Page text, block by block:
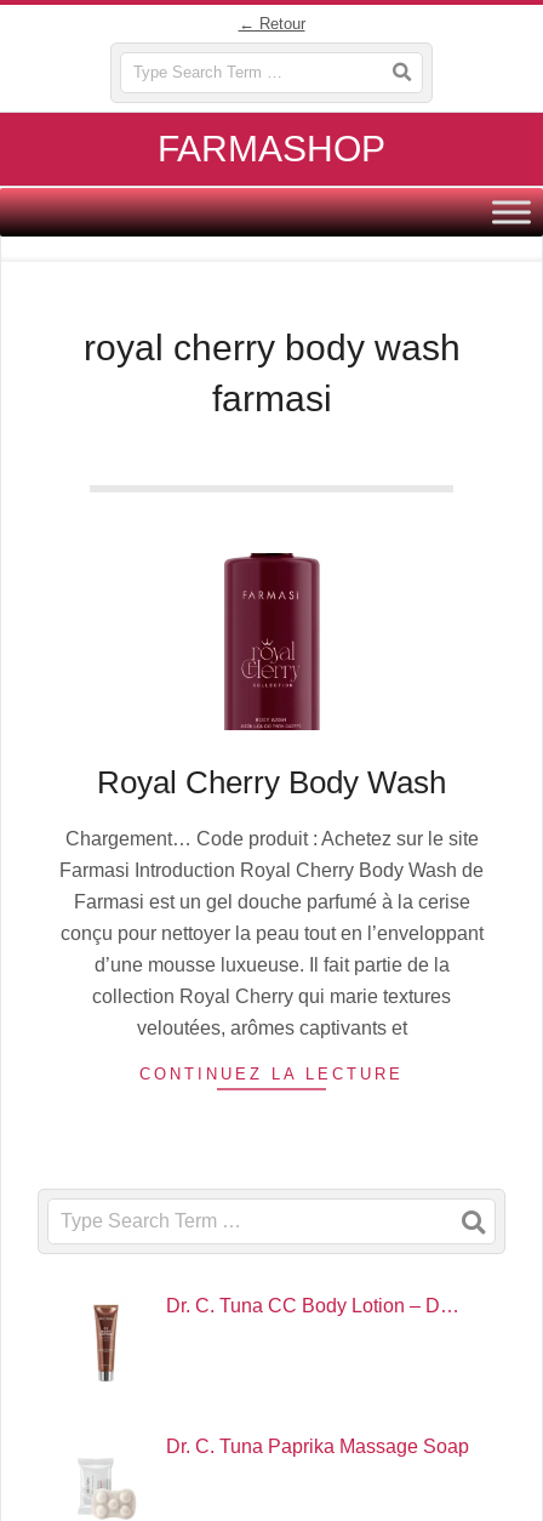
← Retour
FARMASHOP
Primary
Navigation
royal cherry body wash
farmasi
Royal Cherry Body Wash
10-
12
Chargement… Code produit : Achetez sur le site
Farmasi Introduction Royal Cherry Body Wash de
Farmasi est un gel douche parfumé à la cerise
conçu pour nettoyer la peau tout en l’enveloppant
d’une mousse luxueuse. Il fait partie de la
collection Royal Cherry qui marie textures
veloutées, arômes captivants et
CONTINUEZ LA LECTURE
Search
Dr. C. Tuna CC Body Lotion – D…
Dr. C. Tuna Paprika Massage Soap